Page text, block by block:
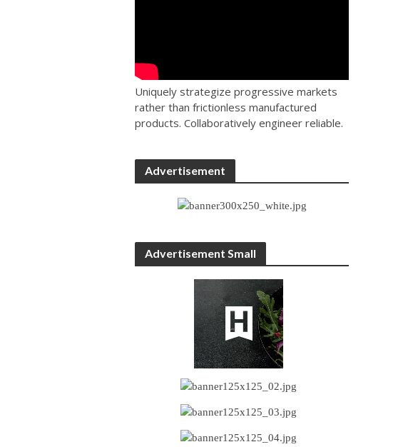
Uniquely strategize progressive markets
rather than frictionless manufactured
products. Collaboratively engineer reliable.
Advertisement
Advertisement Small